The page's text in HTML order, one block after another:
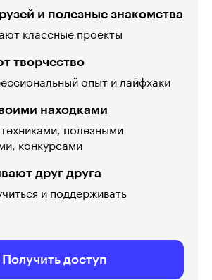
и полезные знакомства
классные проекты
творчество
опыт и лайфхаки
находками
полезными
конкурсами
друг друга
и поддерживать
Получить доступ